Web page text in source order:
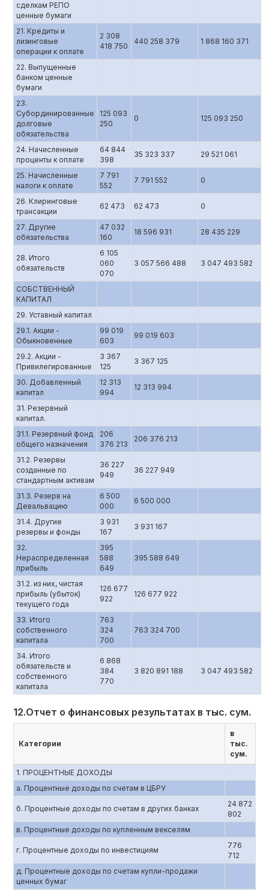
сделкам РЕПО
ценные бумаги
21. Кредиты и
лизинговые
операции к оплате
2 308
418 750
440 258 379 1 868 160 371
22. Выпущенные
банком ценные
бумаги
23.
Субординированные
долговые
обязательства
125 093
250
0 125 093 250
24. Начисленные
проценты к оплате
64 844
398
35 323 337 29 521 061
25. Начисленные
налоги к оплате
7 791
552
7 791 552 0
26. Клиринговые
трансакции
62 473 62 473 0
27. Другие
обязательства
47 032
160
18 596 931 28 435 229
28. Итого
обязательств
6 105
060
070
3 057 566 488 3 047 493 582
СОБСТВЕННЫЙ
КАПИТАЛ
29. Уставный капитал
29.1. Акции -
Обыкновенные
99 019
603
99 019 603
29.2. Акции -
Привилегированные
3 367
125
3 367 125
30. Добавленный
капитал
12 313
994
12 313 994
31. Резервный
капитал.
31.1. Резервный фонд
общего назначения
206
376 213
206 376 213
31.2. Резервы
созданные по
стандартным активам
36 227
949
36 227 949
31.3. Резерв на
Девальвацию
6 500
000
6 500 000
31.4. Другие
резервы и фонды
3 931
167
3 931 167
32.
Нераспределенная
прибыль
395
588
649
395 588 649
31.2. из них, чистая
прибыль (убыток)
текущего года
126 677
922
126 677 922
33. Итого
собственного
капитала
763
324
700
763 324 700
34. Итого
обязательств и
собственного
капитала
6 868
384
770
3 820 891 188 3 047 493 582
12.Отчет о финансовых результатах в тыс. сум.
Категории
в
тыс.
сум.
1. ПРОЦЕНТНЫЕ ДОХОДЫ
a. Процентные доходы по счетам в ЦБРУ
б. Процентные доходы по счетам в других банках
24 872
802
в. Процентные доходы по купленным векселям
г. Процентные доходы по инвестициям
776
712
д. Процентные доходы по счетам купли-продажи
ценных бумаг